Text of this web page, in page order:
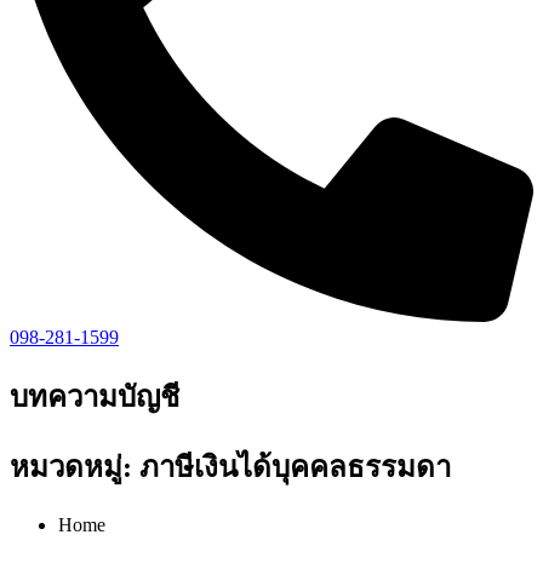
098-281-1599
บทความบัญชี
หมวดหมู่: ภาษีเงินได้บุคคลธรรมดา
Home